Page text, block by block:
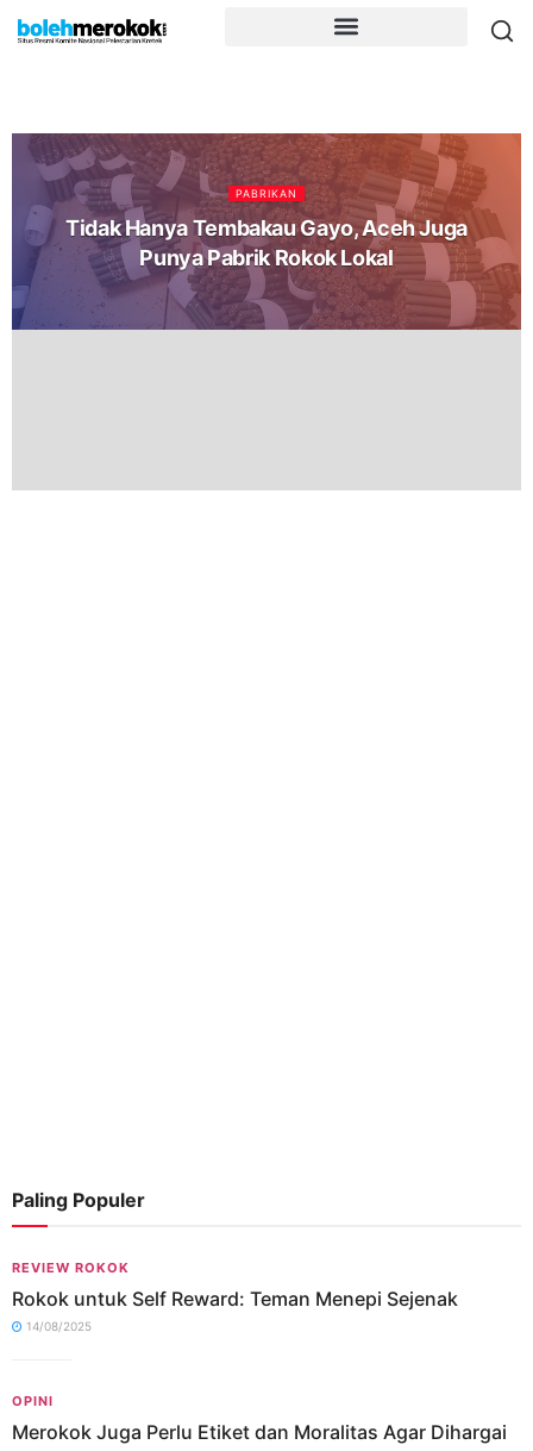
PABRIKAN
Tidak Hanya Tembakau Gayo, Aceh Juga
Punya Pabrik Rokok Lokal
Paling Populer
REVIEW ROKOK
Rokok untuk Self Reward: Teman Menepi Sejenak
14/08/2025
OPINI
Merokok Juga Perlu Etiket dan Moralitas Agar Dihargai